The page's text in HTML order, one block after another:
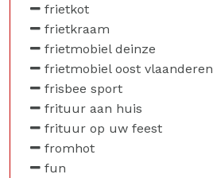
frietkot
frietkraam
frietmobiel deinze
frietmobiel oost vlaanderen
frisbee sport
frituur aan huis
frituur op uw feest
fromhot
fun